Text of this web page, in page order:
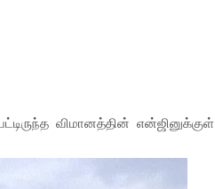
விமானத்தின் என்ஜினுக்குள்